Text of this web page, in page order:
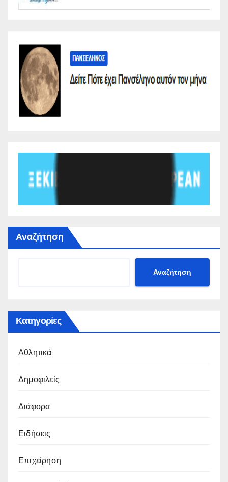
Αναζήτηση
Αναζήτηση
Κατηγορίες
Αθλητικά
Δημοφιλείς
Διάφορα
Ειδήσεις
Επιχείρηση